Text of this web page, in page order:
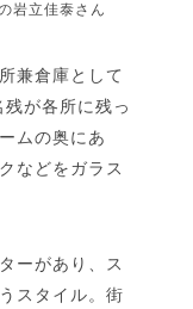
岩立佳泰さん
兼倉庫として
が各所に残っ
ムの奥にあ
などをガラス
ーがあり、ス
スタイル。街